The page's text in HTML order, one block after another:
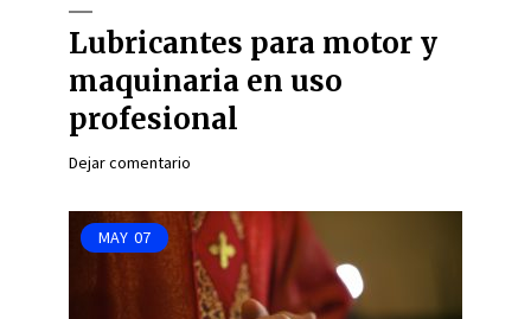
Lubricantes para motor y
maquinaria en uso
profesional
Dejar comentario
MAY 07